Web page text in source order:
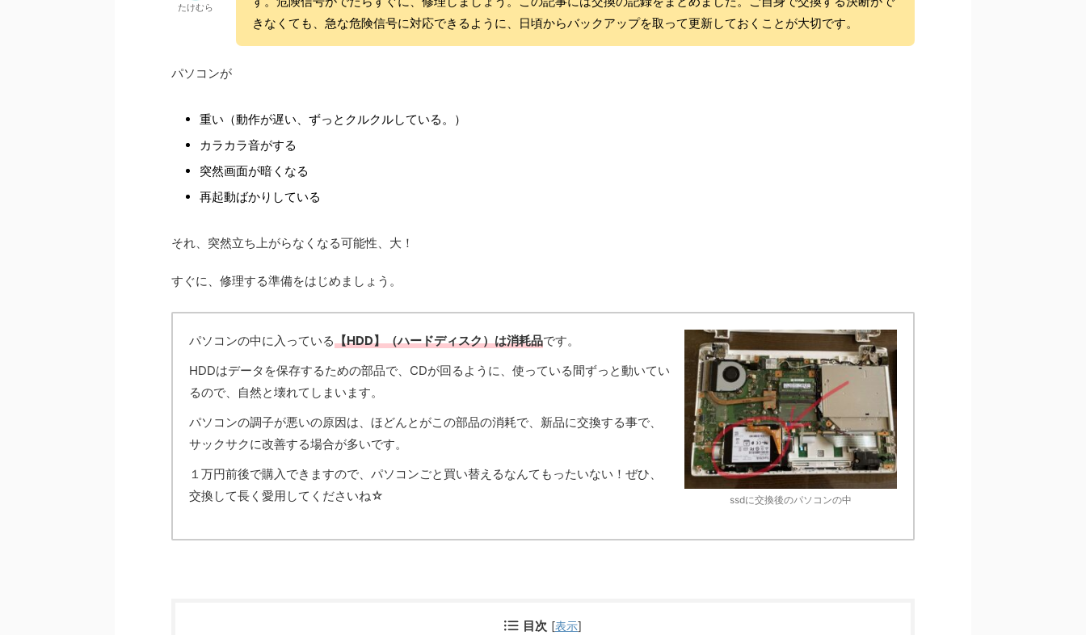
たけむら
きなくても、急な危険信号に対応できるように、日頃からバックアップを取って更新しておくことが大切です。
パソコンが
重い（動作が遅い、ずっとクルクルしている。）
カラカラ音がする
突然画面が暗くなる
再起動ばかりしている
それ、突然立ち上がらなくなる可能性、大！
すぐに、修理する準備をはじめましょう。
パソコンの中に入っている【HDD】（ハードディスク）は消耗品です。
HDDはデータを保存するための部品で、CDが回るように、使っている間ずっと動いてい
るので、自然と壊れてしまいます。
パソコンの調子が悪いの原因は、ほどんとがこの部品の消耗で、新品に交換する事で、
サックサクに改善する場合が多いです。
１万円前後で購入できますので、パソコンごと買い替えるなんてもったいない！ぜひ、
交換して長く愛用してくださいね☆
ssdに交換後のパソコンの中
目次 [表示]